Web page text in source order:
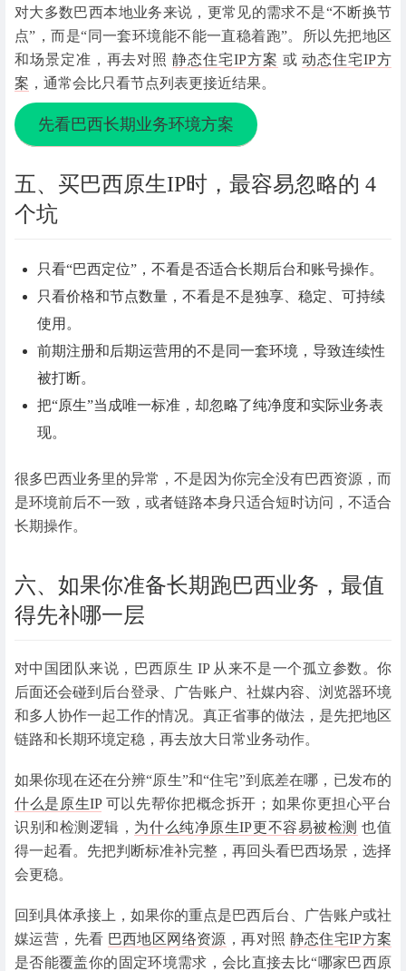
对大多数巴西本地业务来说，更常见的需求不是“不断换节
点”，而是“同一套环境能不能一直稳着跑”。所以先把地区
和场景定准，再去对照静态住宅IP方案 或动态住宅IP方
案 ，通常会比只看节点列表更接近结果。
先看巴西长期业务环境方案
五、买巴西原生IP时，最容易忽略的 4
个坑
只看“巴西定位”，不看是否适合长期后台和账号操作。
只看价格和节点数量，不看是不是独享、稳定、可持续
使用。
前期注册和后期运营用的不是同一套环境，导致连续性
被打断。
把“原生”当成唯一标准，却忽略了纯净度和实际业务表
现。
很多巴西业务里的异常，不是因为你完全没有巴西资源，而
是环境前后不一致，或者链路本身只适合短时访问，不适合
长期操作。
六、如果你准备长期跑巴西业务，最值
得先补哪一层
对中国团队来说，巴西原生 IP 从来不是一个孤立参数。你
后面还会碰到后台登录、广告账户、社媒内容、浏览器环境
和多人协作一起工作的情况。真正省事的做法，是先把地区
链路和长期环境定稳，再去放大日常业务动作。
如果你现在还在分辨“原生”和“住宅”到底差在哪，已发布的
什么是原生IP可以先帮你把概念拆开；如果你更担心平台
识别和检测逻辑， 为什么纯净原生IP更不容易被检测 也值
得一起看。先把判断标准补完整，再回头看巴西场景，选择
会更稳。
回到具体承接上，如果你的重点是巴西后台、广告账户或社
媒运营，先看 巴西地区网络资源 ，再对照 静态住宅IP方案
是否能覆盖你的固定环境需求，会比直接去比“哪家巴西原